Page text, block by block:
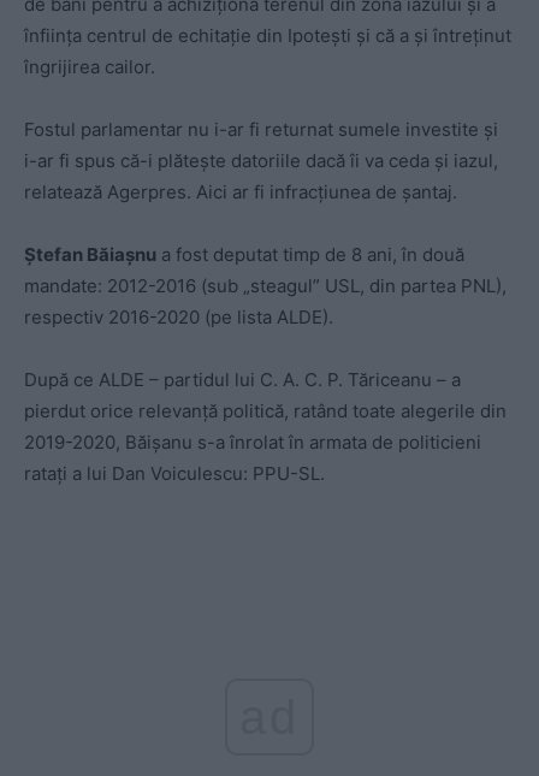
de bani pentru a achiziţiona terenul din zona iazului şi a
înfiinţa centrul de echitaţie din Ipoteşti şi că a şi întreţinut
îngrijirea cailor.
Fostul parlamentar nu i-ar fi returnat sumele investite şi
i-ar fi spus că-i plăteşte datoriile dacă îi va ceda şi iazul,
relatează Agerpres. Aici ar fi infracțiunea de șantaj.
Ștefan Băiașnu a fost deputat timp de 8 ani, în două
mandate: 2012-2016 (sub „steagul” USL, din partea PNL),
respectiv 2016-2020 (pe lista ALDE).
După ce ALDE – partidul lui C. A. C. P. Tăriceanu – a
pierdut orice relevanță politică, ratând toate alegerile din
2019-2020, Băișanu s-a înrolat în armata de politicieni
ratați a lui Dan Voiculescu: PPU-SL.